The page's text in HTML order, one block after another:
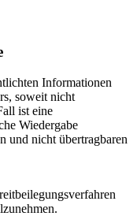
Informationen
soweit nicht
ist eine
Wiedergabe
und nicht übertragbaren